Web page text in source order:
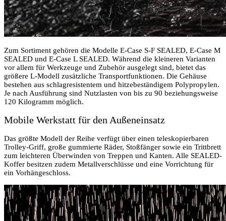
Zum Sortiment gehören die Modelle E-Case S-F SEALED, E-Case M
SEALED und E-Case L SEALED. Während die kleineren Varianten
vor allem für Werkzeuge und Zubehör ausgelegt sind, bietet das
größere L-Modell zusätzliche Transportfunktionen. Die Gehäuse
bestehen aus schlagresistentem und hitzebeständigem Polypropylen.
Je nach Ausführung sind Nutzlasten von bis zu 90 beziehungsweise
120 Kilogramm möglich.
Mobile Werkstatt für den Außeneinsatz
Das größte Modell der Reihe verfügt über einen teleskopierbaren
Trolley-Griff, große gummierte Räder, Stoßfänger sowie ein Trittbrett
zum leichteren Überwinden von Treppen und Kanten. Alle SEALED-
Koffer besitzen zudem Metallverschlüsse und eine Vorrichtung für
ein Vorhängeschloss.